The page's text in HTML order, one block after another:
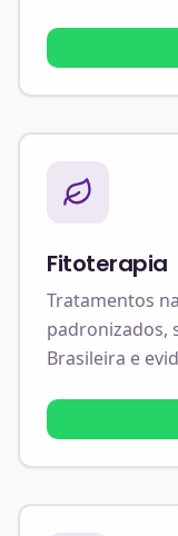
Fitoterapia
Tratamentos
padronizados,
Brasileira e